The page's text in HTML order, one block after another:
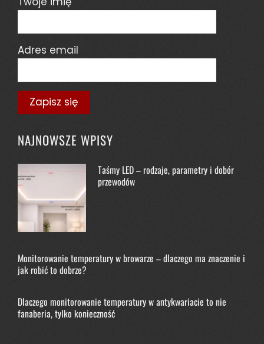
Adres email
NAJNOWSZE WPISY
Taśmy LED – rodzaje, parametry i dobór
przewodów
Monitorowanie temperatury w browarze – dlaczego ma znaczenie i
jak robić to dobrze?
Dlaczego monitorowanie temperatury w antykwariacie to nie
fanaberia, tylko konieczność